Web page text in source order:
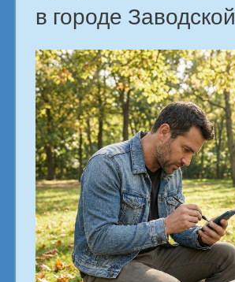
в городе Заводской